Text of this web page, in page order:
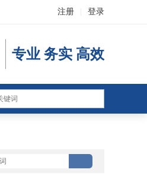
注册 登录
专业 务实 高效